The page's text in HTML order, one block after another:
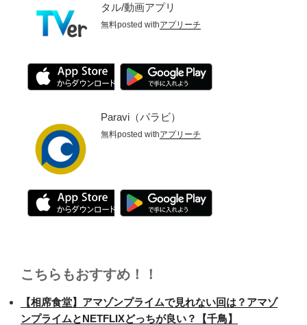
タル/動画アプリ
無料posted withアプリーチ
Paravi（パラビ）
無料posted withアプリーチ
こちらもおすすめ！！
【相席食堂】アマゾンプライムで見れない回は？アマゾ
ンプライムとNETFLIXどっちが良い？【千鳥】